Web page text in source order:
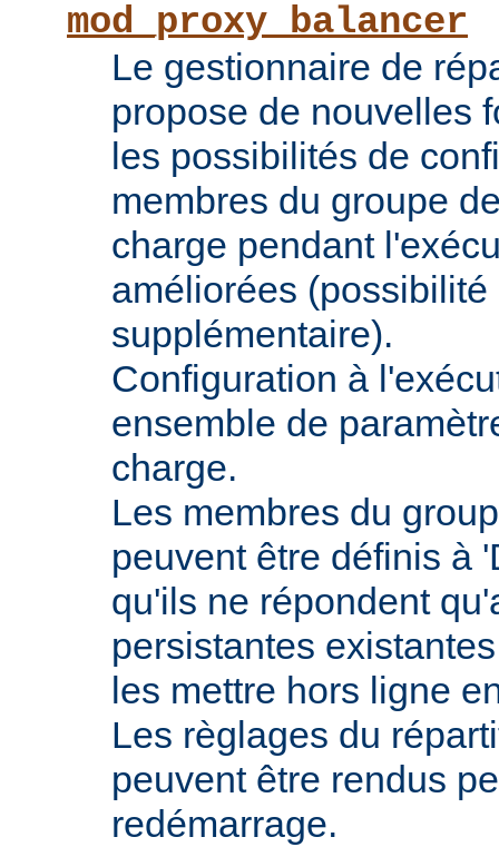
mod_proxy_balancer
Le gestionnaire de
propose de nouvelles
les possibilités de
membres du groupe
charge pendant
améliorées
supplémentaire).
Configuration à
ensemble de
charge.
Les membres du
peuvent être définis à
qu'ils ne répondent
persistantes
les mettre hors ligne
Les règlages du
peuvent être rendus
redémarrage.